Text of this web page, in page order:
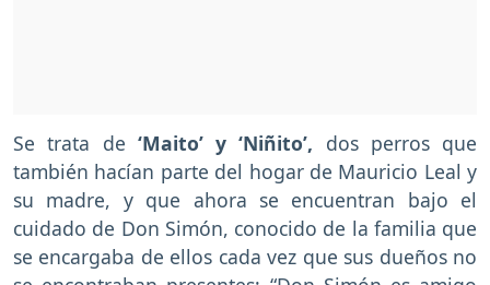
Se trata de ‘Maito’ y ‘Niñito’, dos perros que
también hacían parte del hogar de Mauricio Leal y
su madre, y que ahora se encuentran bajo el
cuidado de Don Simón, conocido de la familia que
se encargaba de ellos cada vez que sus dueños no